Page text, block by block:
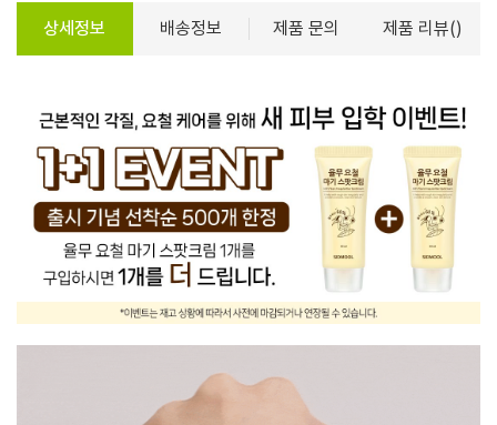
상세정보 배송정보 제품 문의 제품 리뷰()